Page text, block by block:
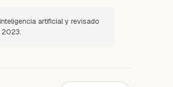
artificial y revisado
2023.